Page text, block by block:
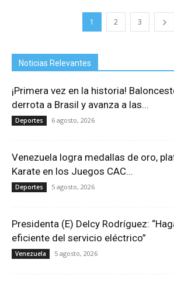
1 2 3
Noticias Relevantes
¡Primera vez en la historia!
derrota a Brasil y avanza a las...
Deportes 6 agosto, 2026
Venezuela logra medallas de oro,
Karate en los Juegos CAC...
Deportes 5 agosto, 2026
Presidenta (E) Delcy Rodríguez:
eficiente del servicio eléctrico”
Venezuela 5 agosto, 2026